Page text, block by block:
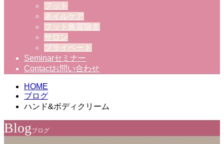
フット
ネイルケア
フット角質除去
サロン
プライベート
Seminarセミナー
Contactお問い合わせ
HOME
ブログ
ハンド&ボディクリーム
Blogブログ